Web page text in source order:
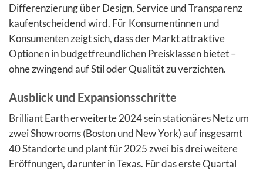
Differenzierung über Design, Service und Transparenz
kaufentscheidend wird. Für Konsumentinnen und
Konsumenten zeigt sich, dass der Markt attraktive
Optionen in budgetfreundlichen Preisklassen bietet –
ohne zwingend auf Stil oder Qualität zu verzichten.
Ausblick und Expansionsschritte
Brilliant Earth erweiterte 2024 sein stationäres Netz um
zwei Showrooms (Boston und New York) auf insgesamt
40 Standorte und plant für 2025 zwei bis drei weitere
Eröffnungen, darunter in Texas. Für das erste Quartal